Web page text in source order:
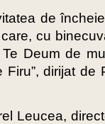
de
cu
Deum de
Firu”, dirijat
Leucea,